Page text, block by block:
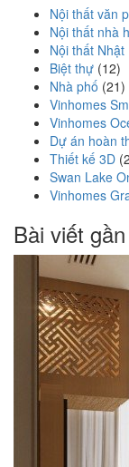
Nội thất văn
Nội thất nhà
Nội thất Nhật
Biệt thự (12)
Nhà phố (21)
Vinhomes
Vinhomes
Dự án hoàn
Thiết kế 3D
Swan Lake
Vinhomes
Bài viết